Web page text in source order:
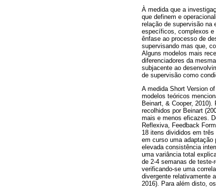
À medida que a
que definem e
relação de supervisão na
específicos, complexos e
ênfase ao processo de
supervisando mas que,
Alguns modelos mais
diferenciadores da
subjacente ao
de supervisão como
A medida Short Version
modelos teóricos
Beinart, & Cooper,
recolhidos por Beinart
mais e menos eficazes.
Reflexiva, Feedback
18 itens divididos em
em curso uma adaptação
elevada consistência
uma variância total
de 2-4 semanas de teste-
verificando-se uma
divergente relativamente
2016). Para além disto,